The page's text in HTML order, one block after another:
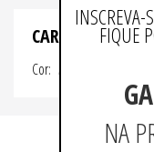
Cor AZUL/VINHO
INSCREVA-
FIQUE
NA